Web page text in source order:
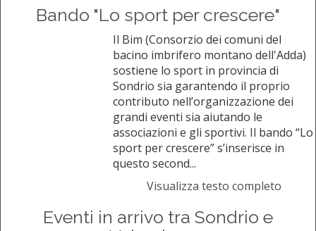
Bando "Lo sport per crescere"
Il Bim (Consorzio dei comuni del
bacino imbrifero montano dell'Adda)
sostiene lo sport in provincia di
Sondrio sia garantendo il proprio
contributo nell’organizzazione dei
grandi eventi sia aiutando le
associazioni e gli sportivi. Il bando “Lo
sport per crescere” s’inserisce in
questo second...
Visualizza testo completo
Eventi in arrivo tra Sondrio e